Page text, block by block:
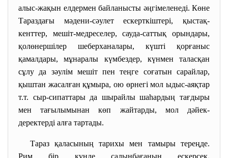
алыс-жақын елдермен байланысты әңгімеленеді. Көне
Тараздағы мәдени-сәулет ескерткіштері, қыстақ-
кенттер, мешіт-медреселер, сауда-саттық орындары,
қолөнершілер шеберханалары, күшті қорғаныс
қамалдары, мұнаралы күмбездер, күнмен таласқан
сұлу да зәулім мешіт пен теңге соғатын сарайлар,
қыштан жасалған құмыра, ою өрнегі мол ыдыс-аяқтар
т.т. сыр-сипаттары да шырайлы шаһардың тағдыры
мен тағылымынан көп жайтарды, мол дәйек-
деректерді алға тартады.
Тараз қаласының тарихы мен тамыры тереңде.
Рим бір күнде салынбағанын ескерсек,